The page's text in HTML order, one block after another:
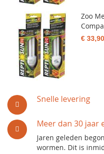
Snelle levering
Meer dan 30 jaar
Jaren geleden
wormen. Dit is
Zoo
€ 33,90